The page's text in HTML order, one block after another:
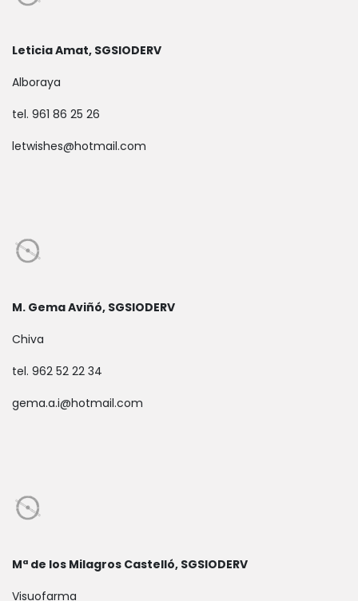
Leticia Amat, SGSIODERV
Alboraya
tel. 961 86 25 26
letwishes@hotmail.com
M. Gema Aviñó, SGSIODERV
Chiva
tel. 962 52 22 34
gema.a.i@hotmail.com
Mª de los Milagros Castelló, SGSIODERV
Visuofarma